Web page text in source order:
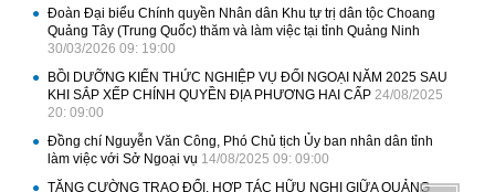
Đoàn Đại biểu Chính quyền Nhân dân Khu tự trị dân tộc Choang
Quảng Tây (Trung Quốc) thăm và làm việc tại tỉnh Quảng Ninh
30/03/2026 09: 19:00
BỒI DƯỠNG KIẾN THỨC NGHIỆP VỤ ĐỐI NGOẠI NĂM 2025 SAU
KHI SẮP XẾP CHÍNH QUYỀN ĐỊA PHƯƠNG HAI CẤP 24/08/2025
20: 09:00
Đồng chí Nguyễn Văn Công, Phó Chủ tịch Ủy ban nhân dân tỉnh
làm việc với Sở Ngoại vụ 14/08/2025 09: 09:00
TĂNG CƯỜNG TRAO ĐỔI, HỢP TÁC HỮU NGHỊ GIỮA QUẢNG